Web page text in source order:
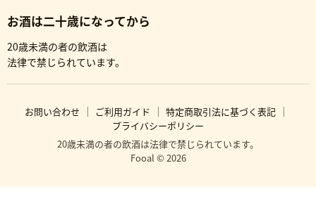
お酒は二十歳になってから
20歳未満の者の飲酒は
法律で禁じられています。
お問い合わせ ご利用ガイド
特定商取引法に基づく表記
プライバシーポリシー
20歳未満の者の飲酒は法律で禁じられています。
Fooal © 2026